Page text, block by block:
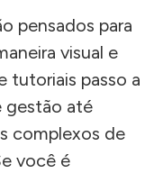
pensados para
visual e
tutoriais passo a
gestão até
complexos de
você é